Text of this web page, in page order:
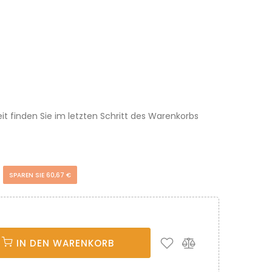
finden Sie im letzten Schritt des Warenkorbs
SPAREN SIE 60,67 €
IN DEN WARENKORB